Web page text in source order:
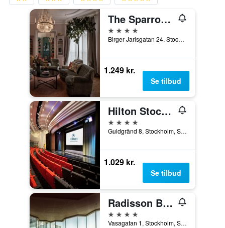
The Sparrow Hotel
4 stjerner
Birger Jarlsgatan 24, Stockholm, Stockholms län, Sverige
1.249 kr.
Se tilbud
Hilton Stockholm Slussen
4 stjerner
Guldgränd 8, Stockholm, Stockholms län, Sverige
1.029 kr.
Se tilbud
Radisson Blu Royal Viking Hotel, Stockholm
4 stjerner
Vasagatan 1, Stockholm, Stockholms län, Sverige